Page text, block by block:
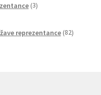
3izdelki
reprezentance 82izdelkov